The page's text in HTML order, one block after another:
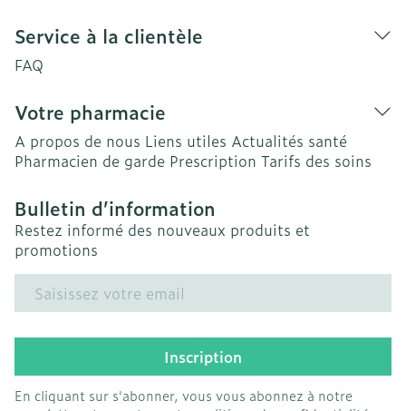
Service à la clientèle
FAQ
Votre pharmacie
A propos de nous Liens utiles Actualités santé
Pharmacien de garde Prescription Tarifs des soins
Bulletin d’information
Restez informé des nouveaux produits et
promotions
Adresse mail
Inscription
En cliquant sur s'abonner, vous vous abonnez à notre